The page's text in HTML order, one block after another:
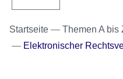
Startseite
Themen A bis
Elektronischer